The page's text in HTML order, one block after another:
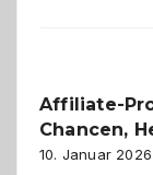
Affiliate-
Chancen,
10. Januar 2026